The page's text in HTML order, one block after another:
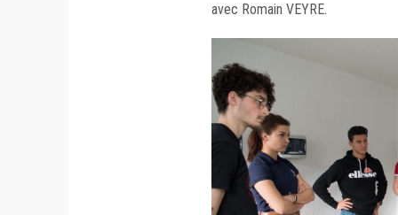
avec Romain VEYRE.